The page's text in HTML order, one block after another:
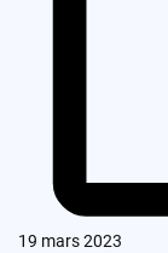
19 mars 2023